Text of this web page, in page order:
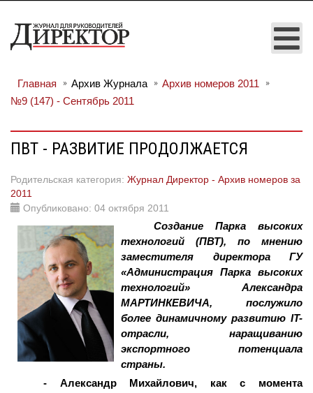
Главная Архив Журнала
Архив номеров 2011
№9 (147) - Сентябрь 2011
ПВТ - РАЗВИТИЕ ПРОДОЛЖАЕТСЯ
Родительская категория: Журнал Директор - Архив номеров за
2011
Опубликовано: 04 октября 2011
Создание Парка высоких
технологий (ПВТ), по мнению
заместителя директора ГУ
«Администрация Парка высоких
технологий» Александра
МАРТИНКЕВИЧА, послужило
более динамичному развитию IT-
отрасли, наращиванию
экспортного потенциала
страны.
- Александр Михайлович, как с момента